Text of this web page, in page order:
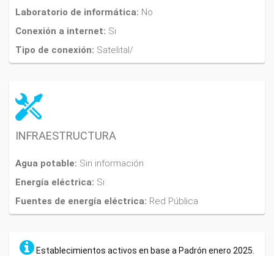
Laboratorio de informática: No
Conexión a internet: Si
Tipo de conexión: Satelital/
INFRAESTRUCTURA
Agua potable: Sin información
Energía eléctrica: Si
Fuentes de energía eléctrica: Red Pública
Establecimientos activos en base a Padrón enero 2025.